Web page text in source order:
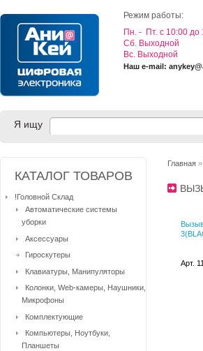
Режим работы:
Пн. - Пт. с 10:00 до
Cб. Выходной
Вс. Выходной
Наш e-mail:
Я ищу
Главная »
Арт.
КАТАЛОГ ТОВАРОВ
!Головной Склад
Автоматические системы
уборки
Аксессуары
Гироскутеры
Клавиатуры, Манипуляторы
Колонки, Web-камеры, Наушники,
Микрофоны
Комплектующие
Компьютеры, Ноутбуки,
Планшеты